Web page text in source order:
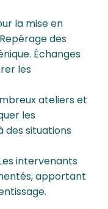
la mise en
des
Échanges
les
ateliers et
les
des situations
intervenants
apportant